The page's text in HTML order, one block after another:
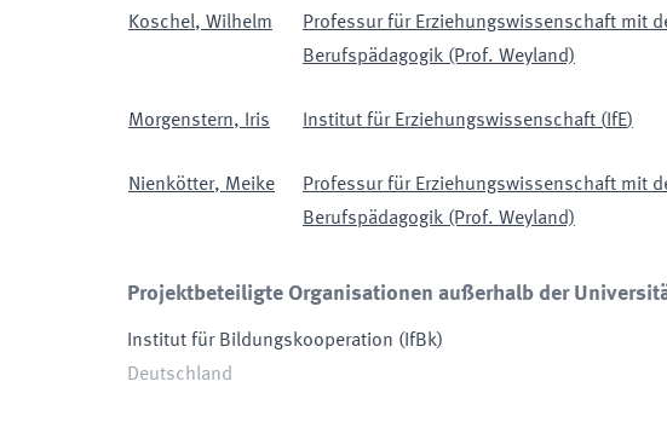
Koschel, Wilhelm
Professur für Erziehungswissenschaft mit
Berufspädagogik (Prof. Weyland)
Morgenstern, Iris Institut für Erziehungswissenschaft ( IfE)
Nienkötter, Meike
Professur für Erziehungswissenschaft mit
Berufspädagogik (Prof. Weyland)
Projektbeteiligte Organisationen außerhalb der
Institut für Bildungskooperation ( IfBk)
Deutschland